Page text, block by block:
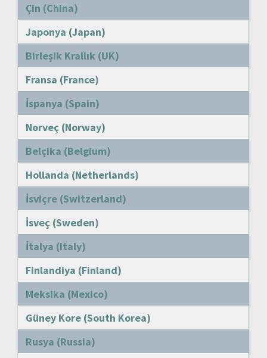
Çin (China)
Japonya (Japan)
Birleşik Krallık (UK)
Fransa (France)
İspanya (Spain)
Norveç (Norway)
Belçika (Belgium)
Hollanda (Netherlands)
İsviçre (Switzerland)
İsveç (Sweden)
İtalya (Italy)
Finlandiya (Finland)
Meksika (Mexico)
Güney Kore (South Korea)
Rusya (Russia)